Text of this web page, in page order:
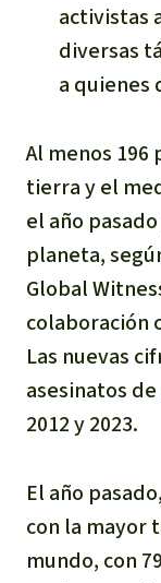
activistas
diversas
a quienes
Al menos
tierra y el
el año
planeta,
Global
colaboración
Las nuevas
asesinatos
2012 y 2023.
El año
con la mayor
mundo, con